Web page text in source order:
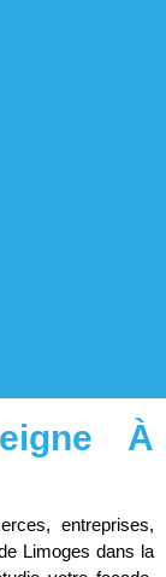
À
entreprises,
Limoges dans la